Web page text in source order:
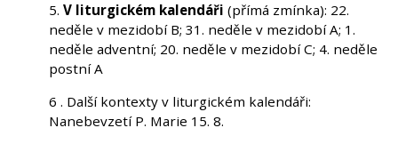
5. V liturgickém kalendáři (přímá zmínka): 22.
neděle v mezidobí B; 31. neděle v mezidobí A; 1.
neděle adventní; 20. neděle v mezidobí C; 4. neděle
postní A
6 . Další kontexty v liturgickém kalendáři:
Nanebevzetí P. Marie 15. 8.